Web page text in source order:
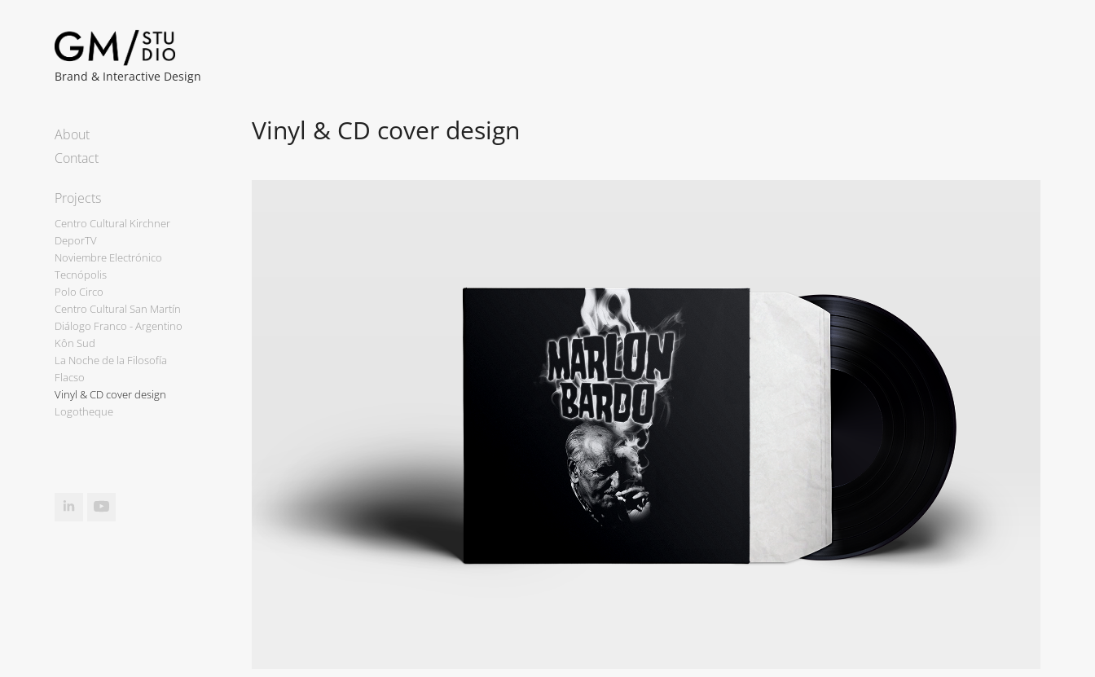
Brand & Interactive Design
About
Contact
Projects
Centro Cultural Kirchner
DeporTV
Noviembre Electrónico
Tecnópolis
Polo Circo
Centro Cultural San Martín
Diálogo Franco - Argentino
Kôn Sud
La Noche de la Filosofía
Flacso
Vinyl & CD cover design
Logotheque
Vinyl & CD cover design